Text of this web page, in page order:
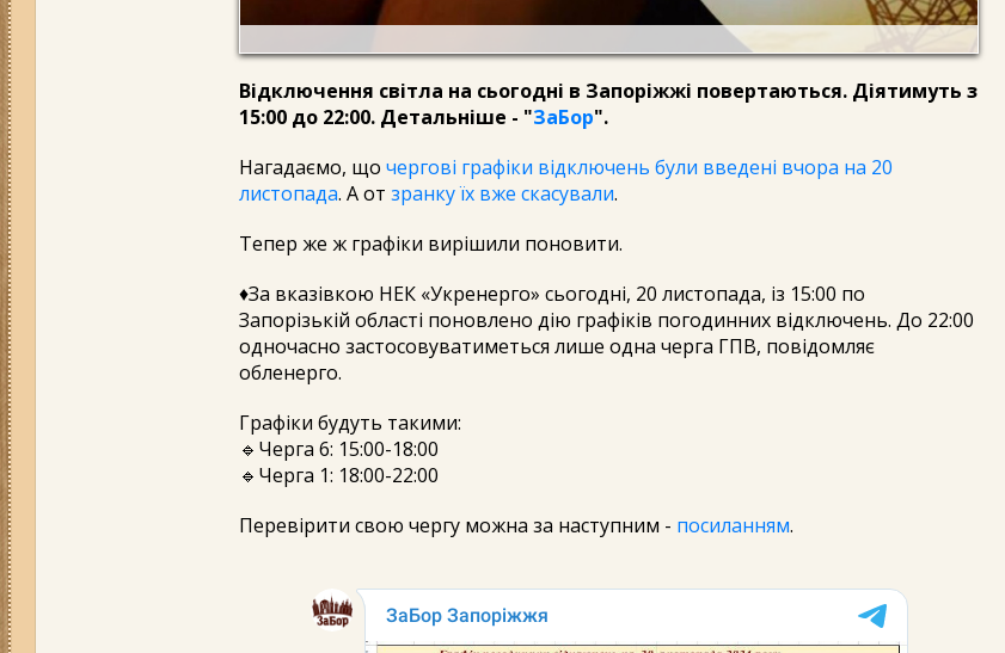
Відключення світла на сьогодні в Запоріжжі повертаються. Діятимуть з
15:00 до 22:00. Детальніше - "ЗаБор".
Нагадаємо, що чергові графіки відключень були введені вчора на 20
листопада. А от зранку їх вже скасували.
Тепер же ж графіки вирішили поновити.
♦️За вказівкою НЕК «Укренерго» сьогодні, 20 листопада, із 15:00 по
Запорізькій області поновлено дію графіків погодинних відключень. До 22:00
одночасно застосовуватиметься лише одна черга ГПВ, повідомляє
обленерго.
Графіки будуть такими:
🔹Черга 6: 15:00-18:00
🔹Черга 1: 18:00-22:00
Перевірити свою чергу можна за наступним - посиланням.